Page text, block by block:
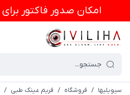
امكان صدور فاکتور برای
سیویلیها / فروشگاه / فریم عینک طبی /